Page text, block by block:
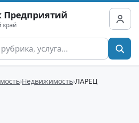
Предприятий
край
Недвижимость ЛАРЕЦ